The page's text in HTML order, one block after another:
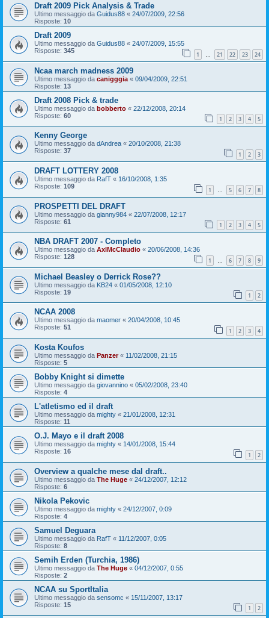
Draft 2009 Pick Analysis & Trade
Ultimo messaggio da Guidus88 « 24/07/2009, 22:56
Risposte: 10
Draft 2009
Ultimo messaggio da Guidus88 « 24/07/2009, 15:55
Risposte: 345 1 … 21 22 23 24
Ncaa march madness 2009
Ultimo messaggio da canigggia « 09/04/2009, 22:51
Risposte: 13
Draft 2008 Pick & trade
Ultimo messaggio da bobberto « 22/12/2008, 20:14
Risposte: 60 1 2 3 4 5
Kenny George
Ultimo messaggio da dAndrea « 20/10/2008, 21:38
Risposte: 37 1 2 3
DRAFT LOTTERY 2008
Ultimo messaggio da RafT « 16/10/2008, 1:35
Risposte: 109 1 5 6 7 8
PROSPETTI DEL DRAFT
Ultimo messaggio da gianny984 « 22/07/2008, 12:17
Risposte: 61 1 2 3 4 5
NBA DRAFT 2007 - Completo
Ultimo messaggio da AxlMcClaudio « 20/06/2008, 14:36
Risposte: 128 1 … 6 7 8 9
Michael Beasley o Derrick Rose??
Ultimo messaggio da KB24 « 01/05/2008, 12:10
Risposte: 19 1 2
NCAA 2008
Ultimo messaggio da maomer « 20/04/2008, 10:45
Risposte: 51 1 2 3 4
Kosta Koufos
Ultimo messaggio da Panzer« 11/02/2008, 21:15
Risposte: 5
Bobby Knight si dimette
Ultimo messaggio da giovannino « 05/02/2008, 23:40
Risposte: 4
L'atletismo ed il draft
Ultimo messaggio da mighty « 21/01/2008, 12:31
Risposte: 11
O.J. Mayo e il draft 2008
Ultimo messaggio da mighty « 14/01/2008, 15:44
Risposte: 16 1 2
Overview a qualche mese dal draft..
Ultimo messaggio da The Huge « 24/12/2007, 12:12
Risposte: 6
Nikola Pekovic
Ultimo messaggio da mighty « 24/12/2007, 0:09
Risposte: 4
Samuel Deguara
Ultimo messaggio da RafT « 11/12/2007, 0:05
Risposte: 8
Semih Erden (Turchia, 1986)
Ultimo messaggio da The Huge « 04/12/2007, 0:55
Risposte: 2
NCAA su SportItalia
Ultimo messaggio da sensomc « 15/11/2007, 13:17
Risposte: 15 1 2